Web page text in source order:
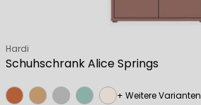
Schuhschrank Alice Springs
Verkäufer:
Hardi
+ Weitere Varianten